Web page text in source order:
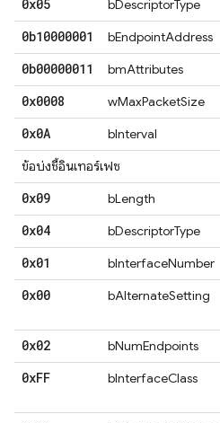
0x05 bDescriptorType
0b10000001 bEndpointAddress
0b00000011 bmAttributes
0x0008 wMaxPacketSize
0x0A bInterval
ข้อบ่งชี้อินเทอร์เฟซ
0x09 bLength
0x04 bDescriptorType
0x01 bInterfaceNumber
0x00 bAlternateSetting
0x02 bNumEndpoints
0xFF bInterfaceClass